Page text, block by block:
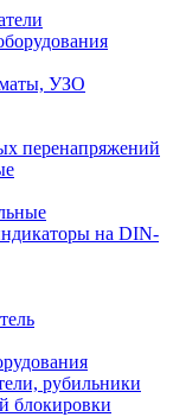
УЗО
перенапряжений
на DIN-
рубильники
блокировки